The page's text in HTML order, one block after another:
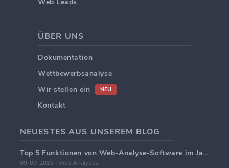
ÜBER UNS
Dokumentation
Wettbewerbsanalyse
Wir stellen ein
NEU
Kontakt
NEUESTES AUS UNSEREM BLOG
Top 5 Funktionen von Web-Analyse-Software im Jahr 2025
09-09-2025 | Web Analytics